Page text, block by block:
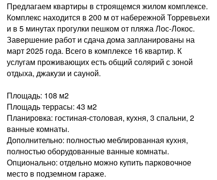
Предлагаем квартиры в строящемся жилом комплексе.
Комплекс находится в 200 м от набережной Торревьехи
и в 5 минутах прогулки пешком от пляжа Лос-Локос.
Завершение работ и сдача дома запланированы на
март 2025 года. Всего в комплексе 16 квартир. К
услугам проживающих есть общий солярий с зоной
отдыха, джакузи и сауной.
Площадь: 108 м2
Площадь террасы: 43 м2
Планировка: гостиная-столовая, кухня, 3 спальни, 2
ванные комнаты.
Дополнительно: полностью меблированная кухня,
полностью оборудованные ванные комнаты.
Опционально: отдельно можно купить парковочное
место в подземном гараже.